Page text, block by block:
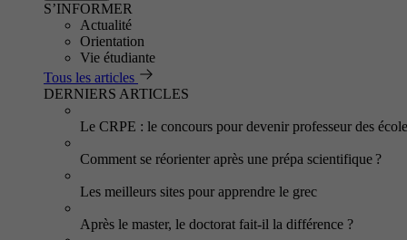
S’INFORMER
Actualité
Orientation
Vie étudiante
Tous les articles
DERNIERS ARTICLES
Le CRPE : le concours pour devenir professeur des
Comment se réorienter après une prépa scientifique ?
Les meilleurs sites pour apprendre le grec
Après le master, le doctorat fait-il la différence ?